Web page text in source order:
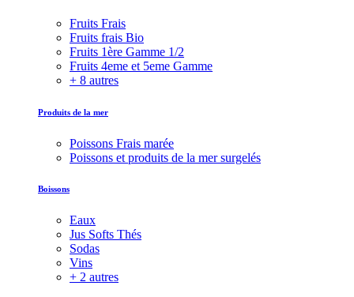
Fruits Frais
Fruits frais Bio
Fruits 1ère Gamme 1/2
Fruits 4eme et 5eme Gamme
+ 8 autres
Produits de la mer
Poissons Frais marée
Poissons et produits de la mer surgelés
Boissons
Eaux
Jus Softs Thés
Sodas
Vins
+ 2 autres